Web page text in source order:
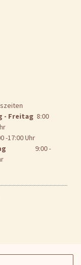
- Freitag 8:00
Uhr
17:00 Uhr
9:00 -